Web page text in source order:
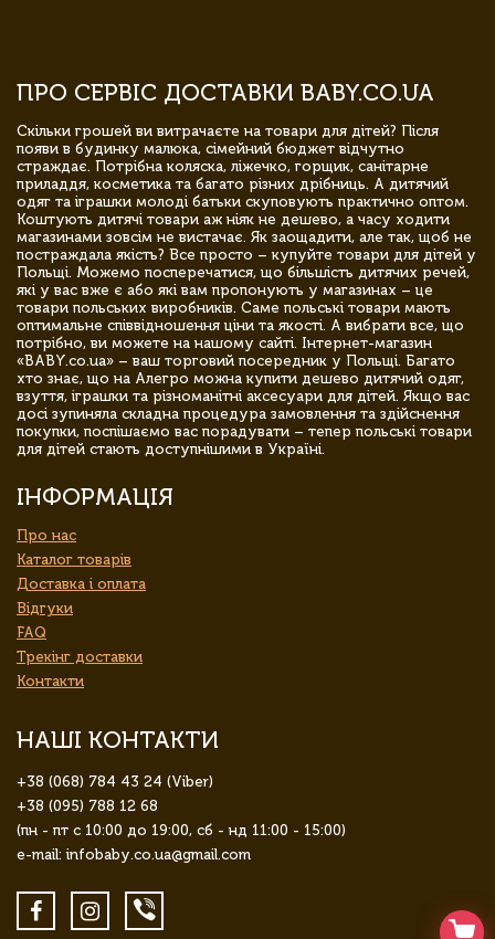
ПРО СЕРВІС ДОСТАВКИ BABY.CO.UA
Скільки грошей ви витрачаєте на товари для дітей? Після
появи в будинку малюка, сімейний бюджет відчутно
страждає. Потрібна коляска, ліжечко, горщик, санітарне
приладдя, косметика та багато різних дрібниць. А дитячий
одяг та іграшки молоді батьки скуповують практично оптом.
Коштують дитячі товари аж ніяк не дешево, а часу ходити
магазинами зовсім не вистачає. Як заощадити, але так, щоб не
постраждала якість? Все просто – купуйте товари для дітей у
Польщі. Можемо посперечатися, що більшість дитячих речей,
які у вас вже є або які вам пропонують у магазинах – це
товари польських виробників. Саме польські товари мають
оптимальне співвідношення ціни та якості. А вибрати все, що
потрібно, ви можете на нашому сайті. Інтернет-магазин
«BABY.co.ua» – ваш торговий посередник у Польщі. Багато
хто знає, що на Алегро можна купити дешево дитячий одяг,
взуття, іграшки та різноманітні аксесуари для дітей. Якщо вас
досі зупиняла складна процедура замовлення та здійснення
покупки, поспішаємо вас порадувати – тепер польські товари
для дітей стають доступнішими в Україні.
ІНФОРМАЦІЯ
Про нас
Каталог товарів
Доставка і оплата
Відгуки
FAQ
Трекінг доставки
Контакти
НАШІ КОНТАКТИ
+38 (068) 784 43 24 (Viber)
+38 (095) 788 12 68
(пн - пт с 10:00 до 19:00, сб - нд 11:00 - 15:00)
e-mail: infobaby.co.ua@gmail.com